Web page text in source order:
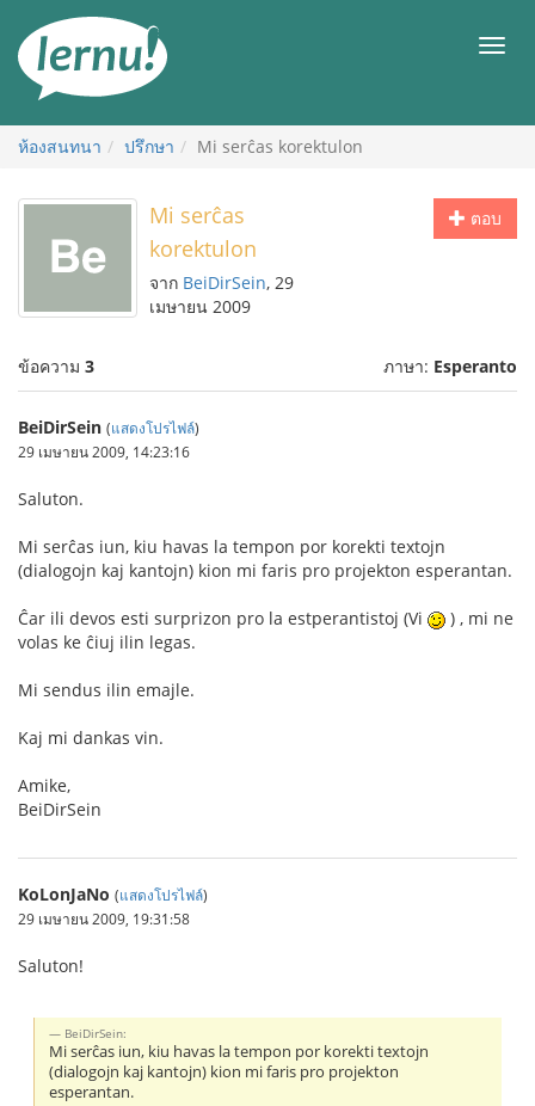
สารบัญ
เมนู
ห้องสนทนา ปรึกษา Mi serĉas korektulon
ตอบ
Mi serĉas
korektulon
จาก BeiDirSein, 29
เมษายน 2009
ข้อความ 3 ภาษา: Esperanto
BeiDirSein (แสดงโปรไฟล์)
29 เมษายน 2009, 14:23:16
Saluton.
Mi serĉas iun, kiu havas la tempon por korekti textojn
(dialogojn kaj kantojn) kion mi faris pro projekton esperantan.
Ĉar ili devos esti surprizon pro la estperantistoj (Vi
) , mi ne
volas ke ĉiuj ilin legas.
Mi sendus ilin emajle.
Kaj mi dankas vin.
Amike,
BeiDirSein
KoLonJaNo (แสดงโปรไฟล์)
29 เมษายน 2009, 19:31:58
Saluton!
BeiDirSein:
Mi serĉas iun, kiu havas la tempon por korekti textojn
(dialogojn kaj kantojn) kion mi faris pro projekton
esperantan.